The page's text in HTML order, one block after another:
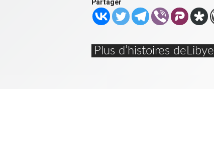
Partager
Plus d’histoires deLibye